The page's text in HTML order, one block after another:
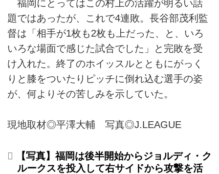
福岡にとってはこの村上の活躍が明るい話
題ではあったが、これで4連敗。長谷部茂利監
督は「相手が1枚も2枚も上だった、と、いろ
いろな場面で感じた試合でした」と完敗を受
け入れた。終了のホイッスルとともにがっく
りと膝をついたりピッチに倒れ込む選手の姿
が、何よりその苦しみを示していた。
現地取材◎平澤大輔 写真◎J.LEAGUE
【写真】福岡は後半開始からジョルディ・ク
ルークスを投入して右サイドから攻撃を活